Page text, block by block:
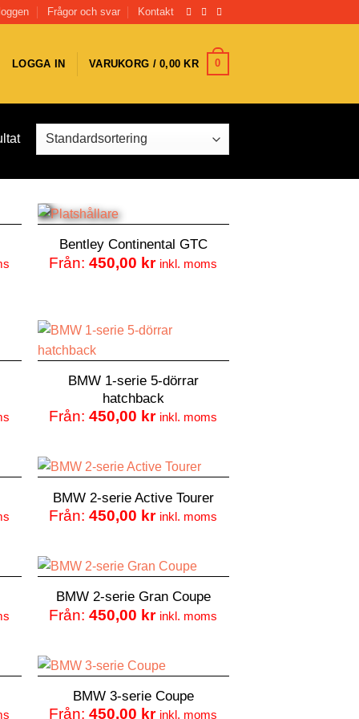
Frågor och svar Kontakt
LOGGA IN VARUKORG /0,00KR 0
Bentley Continental GTC
Från:450,00 kr inkl. moms
BMW 1-serie 5-dörrar
hatchback
Från:450,00 kr inkl. moms
BMW 2-serie Active Tourer
Från:450,00 kr inkl. moms
BMW 2-serie Gran Coupe
Från:450,00 kr inkl. moms
BMW 3-serie Coupe
Från:450,00 kr inkl. moms